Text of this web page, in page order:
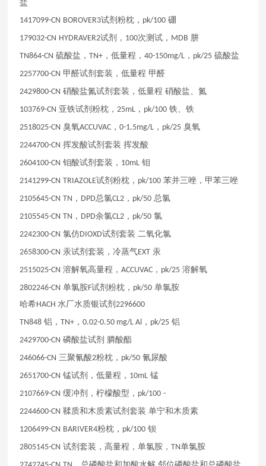
盐
1417099-CN BOROVER3试剂粉枕， pk/100 硼
179032-CN HYDRAVER2试剂， 100次测试， MDB 肼
TN864-CN 硫酸盐，TN+ ，低量程，40-150mg/L ， pk/25 硫酸盐
2257700-CN 甲醛试剂套装，低量程 甲醛
2429800-CN 硝酸盐氮试剂套装，低量程 硝酸盐、氮
103769-CN 亚铁试剂粉枕， 25mL ， pk/100 铁、铁
2518025-CN 臭氧ACCUVAC ，0-1.5mg/L ， pk/25 臭氧
2244700-CN 挥发酸试剂套装 挥发酸
2604100-CN 钼酸试剂套装， 10mL 钼
2141299-CN TRIAZOLE试剂粉枕， pk/100 苯并三唑，甲苯三唑
2105645-CN TN ， DPD总氯CL2 ， pk/50 总氯
2105545-CN TN ， DPD余氯CL2 ， pk/50 氯
2242300-CN 氯仿DIOXD试剂套装 二氧化氯
2658300-CN 汞试剂套装，冷蒸气EXT 汞
2515025-CN 溶解氧高量程，ACCUVAC ， pk/25 溶解氧
2802246-CN 单氯胺F试剂粉枕， pk/50 单氯胺
哈希HACH 水厂水质银试剂2296600
TN848 铝，TN+ ，0.02-0.50 mg/L Al ， pk/25 铝
2429700-CN 磷酸盐试剂 膦酸酯
246066-CN 三聚氰酸2粉枕， pk/50 氰尿酸
2651700-CN 锰试剂，低量程， 10mL 锰
2107669-CN 缓冲剂，柠檬酸型， pk/100 -
2244600-CN 鞣质和木质素试剂套装 单宁和木质素
1206499-CN BARIVER4粉枕， pk/100 钡
2805145-CN 试剂套装，高量程，单氯胺，TN单氯胺